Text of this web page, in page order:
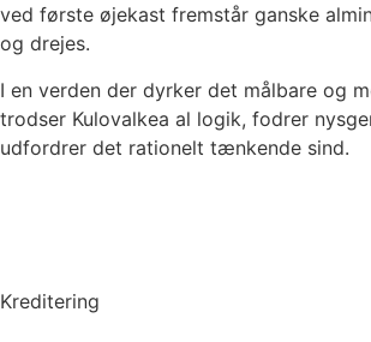
ved første øjekast fremstår ganske
og drejes.
I en verden der dyrker det målbare og
trodser Kulovalkea al logik, fodrer
udfordrer det rationelt tænkende sind.
Kreditering